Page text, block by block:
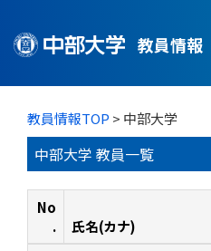
教員情報
教員情報TOP > 中部大学
中部大学 教員一覧
No
.
氏名(カナ)